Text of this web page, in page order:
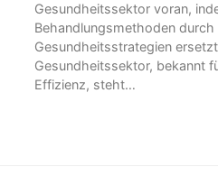
Gesundheitssektor voran,
Behandlungsmethoden
Gesundheitsstrategien
Gesundheitssektor, bekannt
Effizienz, steht…